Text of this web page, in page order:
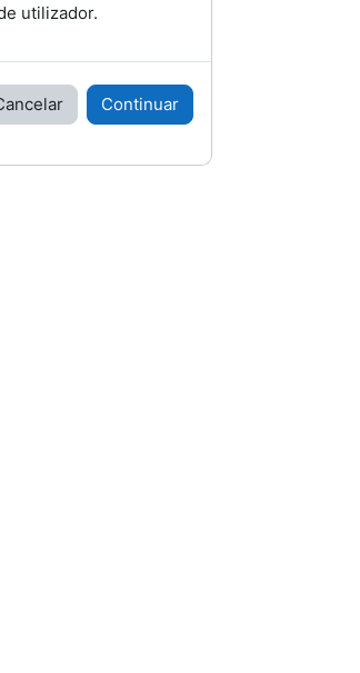
utilizador.
Continuar